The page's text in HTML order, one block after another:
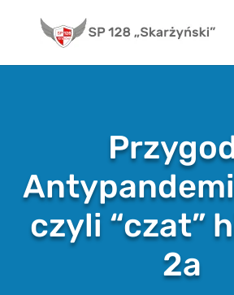
content
czyli “czat”
2a